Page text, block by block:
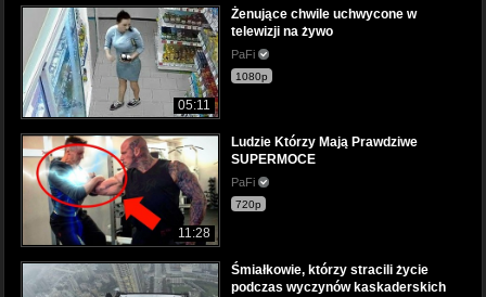
05:11
Żenujące chwile uchwycone w
telewizji na żywo
PaFi
1080p
11:28
Ludzie Którzy Mają Prawdziwe
SUPERMOCE
PaFi
720p
Śmiałkowie, którzy stracili życie
podczas wyczynów kaskaderskich